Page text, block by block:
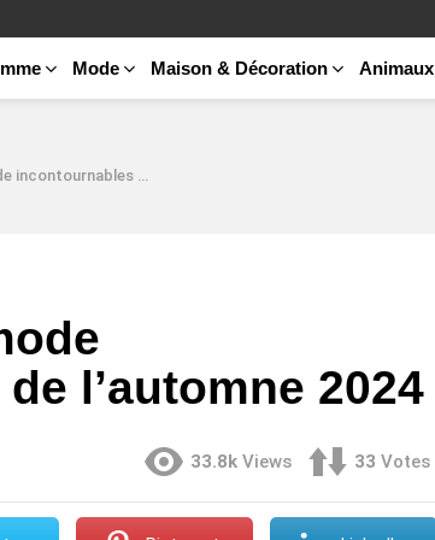
Mode Maison & Décoration Animaux
de l’automne 2024
l’automne 2024
33.8k Views 33 Votes